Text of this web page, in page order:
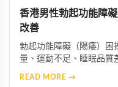
香港男性勃起功能障
改善
勃起功能障礙（陽痿）困
量、運動不足、睡眠品質
READ MORE →